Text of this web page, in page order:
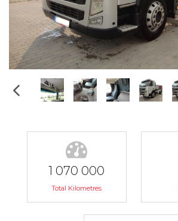
1 070 000
Total Kilometres